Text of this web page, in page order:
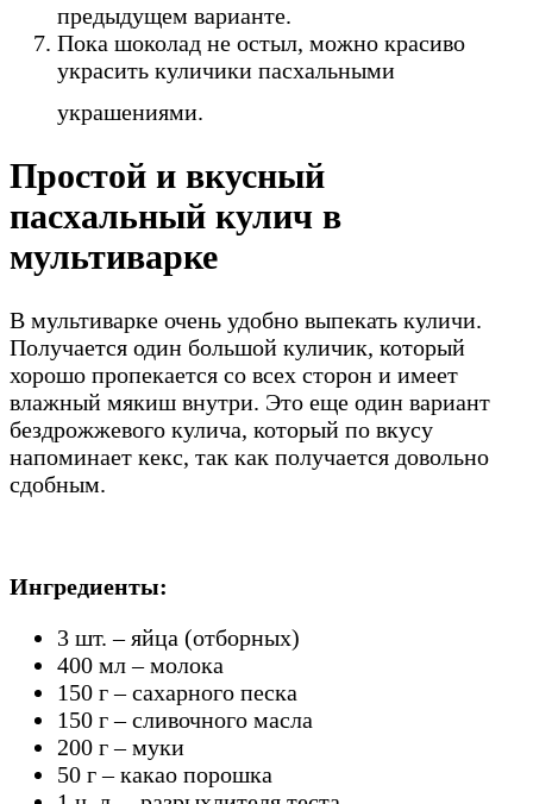
предыдущем варианте.
Пока шоколад не остыл, можно красиво
украсить куличики пасхальными
украшениями.
Простой и вкусный
пасхальный кулич в
мультиварке
В мультиварке очень удобно выпекать куличи.
Получается один большой куличик, который
хорошо пропекается со всех сторон и имеет
влажный мякиш внутри. Это еще один вариант
бездрожжевого кулича, который по вкусу
напоминает кекс, так как получается довольно
сдобным.
Ингредиенты:
3 шт. – яйца (отборных)
400 мл – молока
150 г – сахарного песка
150 г – сливочного масла
200 г – муки
50 г – какао порошка